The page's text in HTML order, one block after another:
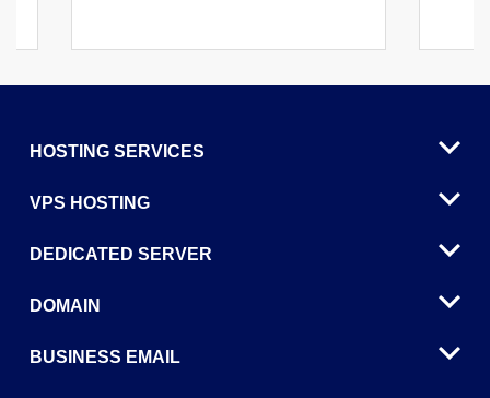
HOSTING SERVICES
VPS HOSTING
DEDICATED SERVER
DOMAIN
BUSINESS EMAIL